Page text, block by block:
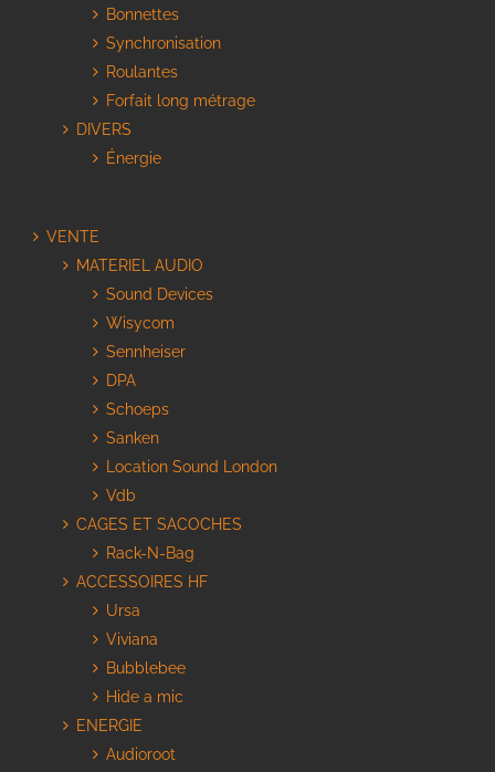
Bonnettes
Synchronisation
Roulantes
Forfait long métrage
DIVERS
Énergie
VENTE
MATERIEL AUDIO
Sound Devices
Wisycom
Sennheiser
DPA
Schoeps
Sanken
Location Sound London
Vdb
CAGES ET SACOCHES
Rack-N-Bag
ACCESSOIRES HF
Ursa
Viviana
Bubblebee
Hide a mic
ENERGIE
Audioroot